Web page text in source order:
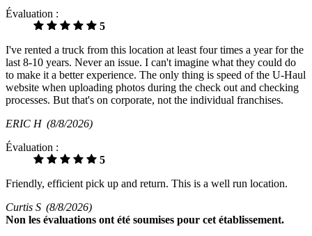
Évaluation :
5
I've rented a truck from this location at least four times a year for the
last 8-10 years. Never an issue. I can't imagine what they could do
to make it a better experience. The only thing is speed of the U-Haul
website when uploading photos during the check out and checking
processes. But that's on corporate, not the individual franchises.
ERIC H (8/8/2026)
Évaluation :
5
Friendly, efficient pick up and return. This is a well run location.
Curtis S (8/8/2026)
Non les évaluations ont été soumises pour cet établissement.